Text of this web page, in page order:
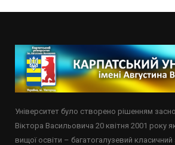
Університет було створено рішенням
Віктора Васильовича 20 квітня 2001 року
вищої освіти – багатогалузевий